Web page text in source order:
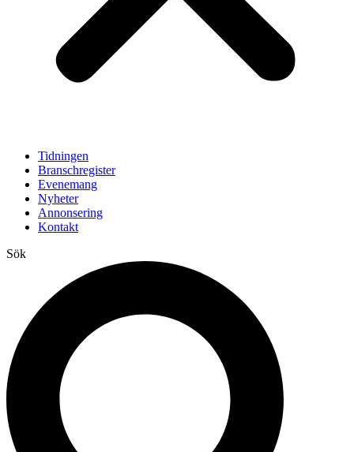
Tidningen
Branschregister
Evenemang
Nyheter
Annonsering
Kontakt
Sök